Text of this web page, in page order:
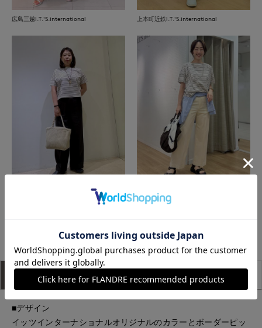
広島三越I.T.'S.international 上本町近鉄I.T.'S.international
上本町近鉄I.T.'S.international
アイテム説明 サイズ詳細 購入レビュー
■デザイン
イッツインターナショナルオリジナルのカラーとボーダーピッ